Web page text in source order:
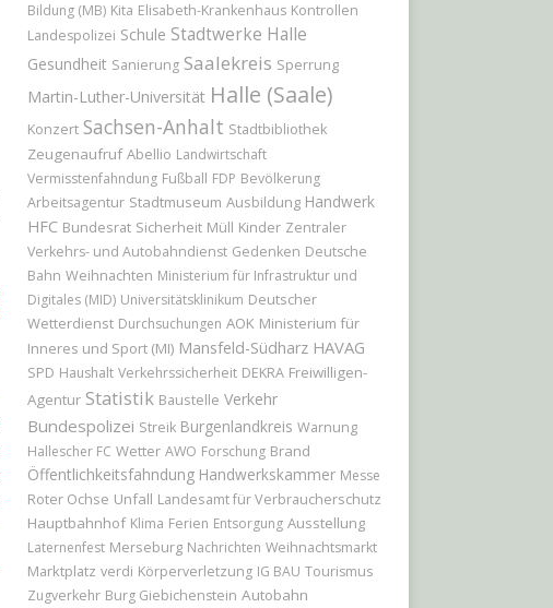
Bildung (MB) Kita Elisabeth-Krankenhaus Kontrollen
Landespolizei Schule Stadtwerke Halle
Gesundheit Sanierung Saalekreis Sperrung
Martin-Luther-Universität Halle (Saale)
Konzert Sachsen-Anhalt Stadtbibliothek
Zeugenaufruf Abellio Landwirtschaft
Vermisstenfahndung Fußball FDP Bevölkerung
Arbeitsagentur Stadtmuseum Ausbildung Handwerk
HFC Bundesrat Sicherheit Müll Kinder Zentraler
Verkehrs- und Autobahndienst Gedenken Deutsche
Bahn Weihnachten Ministerium für Infrastruktur und
Digitales (MID) Universitätsklinikum Deutscher
Wetterdienst Durchsuchungen AOK Ministerium für
Inneres und Sport (MI) Mansfeld-Südharz HAVAG
SPD Haushalt Verkehrssicherheit DEKRA Freiwilligen-
Agentur Statistik Baustelle Verkehr
Bundespolizei Streik Burgenlandkreis Warnung
Hallescher FC Wetter AWO Forschung Brand
Öffentlichkeitsfahndung Handwerkskammer Messe
Roter Ochse Unfall Landesamt für Verbraucherschutz
Hauptbahnhof Klima Ferien Entsorgung Ausstellung
Laternenfest Merseburg Nachrichten Weihnachtsmarkt
Marktplatz verdi Körperverletzung IG BAU Tourismus
Zugverkehr Burg Giebichenstein Autobahn